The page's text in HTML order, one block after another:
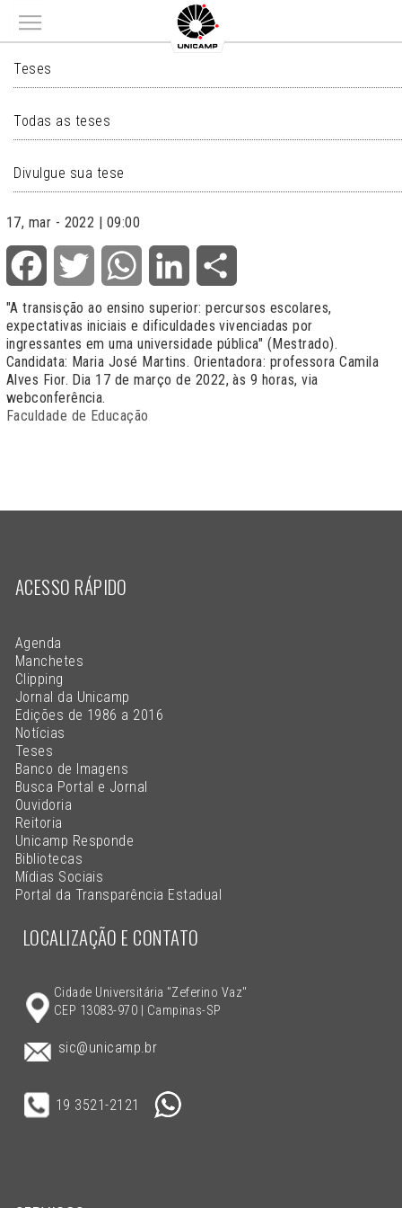
Main menu
TESES
Teses
Todas as teses
Divulgue sua tese
17, mar - 2022 | 09:00
Facebook Twitter WhatsApp LinkedIn
"A transisção ao ensino superior: percursos escolares,
expectativas iniciais e dificuldades vivenciadas por
ingressantes em uma universidade pública" (Mestrado).
Candidata: Maria José Martins. Orientadora: professora Camila
Alves Fior. Dia 17 de março de 2022, às 9 horas, via
webconferência.
Faculdade de Educação
ACESSO RÁPIDO
Agenda
Manchetes
Clipping
Jornal da Unicamp
Edições de 1986 a 2016
Notícias
Teses
Banco de Imagens
Busca Portal e Jornal
Ouvidoria
Reitoria
Unicamp Responde
Bibliotecas
Mídias Sociais
Portal da Transparência Estadual
LOCALIZAÇÃO E CONTATO
Cidade Universitária "Zeferino Vaz"
CEP 13083-970 | Campinas-SP
sic@unicamp.br
19 3521-2121